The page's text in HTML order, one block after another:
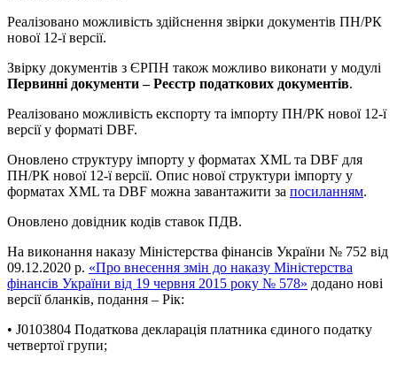
Реалізовано можливість здійснення звірки документів ПН/РК
нової 12-ї версії.
Звірку документів з ЄРПН також можливо виконати у модулі
Первинні документи – Реєстр податкових документів.
Реалізовано можливість експорту та імпорту ПН/РК нової 12-ї
версії у форматі DBF.
Оновлено структуру імпорту у форматах XML та DBF для
ПН/РК нової 12-ї версії. Опис нової структури імпорту у
форматах XML та DBF можна завантажити за посиланням.
Оновлено довідник кодів ставок ПДВ.
На виконання наказу Міністерства фінансів України № 752 від
09.12.2020 р. «Про внесення змін до наказу Міністерства
фінансів України від 19 червня 2015 року № 578» додано нові
версії бланків, подання – Рік:
• J0103804 Податкова декларація платника єдиного податку
четвертої групи;